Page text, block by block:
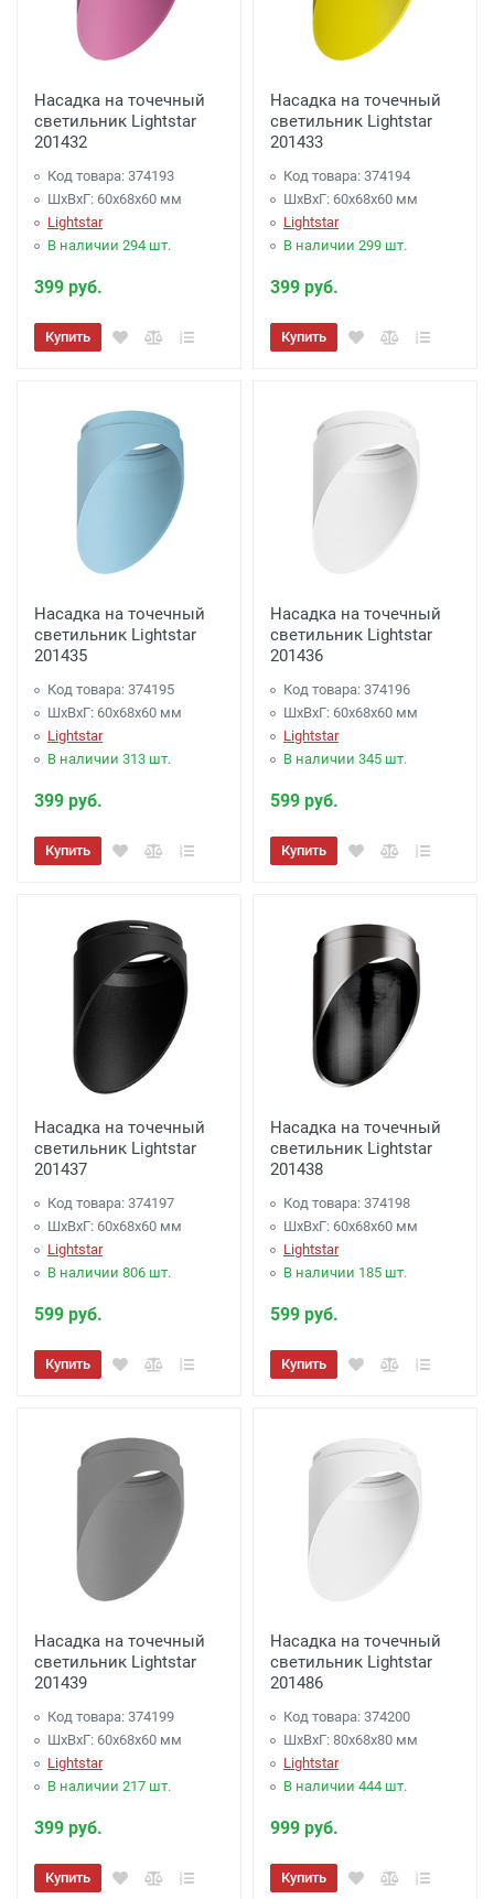
Насадка на точечный
светильник Lightstar
201432
Код товара: 374193
ШхВхГ: 60x68x60 мм
Lightstar
В наличии 294 шт.
399 руб.
Купить
Насадка на точечный
светильник Lightstar
201433
Код товара: 374194
ШхВхГ: 60x68x60 мм
Lightstar
В наличии 299 шт.
399 руб.
Купить
Насадка на точечный
светильник Lightstar
201435
Код товара: 374195
ШхВхГ: 60x68x60 мм
Lightstar
В наличии 313 шт.
399 руб.
Купить
Насадка на точечный
светильник Lightstar
201436
Код товара: 374196
ШхВхГ: 60x68x60 мм
Lightstar
В наличии 345 шт.
599 руб.
Купить
Насадка на точечный
светильник Lightstar
201437
Код товара: 374197
ШхВхГ: 60x68x60 мм
Lightstar
В наличии 806 шт.
599 руб.
Купить
Насадка на точечный
светильник Lightstar
201438
Код товара: 374198
ШхВхГ: 60x68x60 мм
Lightstar
В наличии 185 шт.
599 руб.
Купить
Насадка на точечный
светильник Lightstar
201439
Код товара: 374199
ШхВхГ: 60x68x60 мм
Lightstar
В наличии 217 шт.
399 руб.
Купить
Насадка на точечный
светильник Lightstar
201486
Код товара: 374200
ШхВхГ: 80x68x80 мм
Lightstar
В наличии 444 шт.
999 руб.
Купить